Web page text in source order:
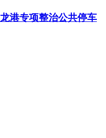
港专项整治公共停车